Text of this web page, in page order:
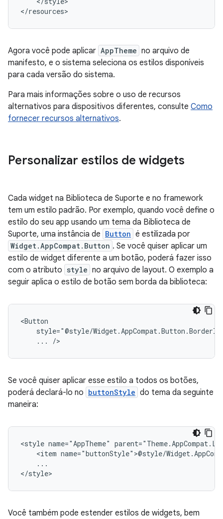
</resources>
Agora você pode aplicar AppTheme no arquivo de
manifesto, e o sistema seleciona os estilos disponíveis
para cada versão do sistema.
Para mais informações sobre o uso de recursos
alternativos para dispositivos diferentes, consulte Como
fornecer recursos alternativos.
Personalizar estilos de widgets
Cada widget na Biblioteca de Suporte e no framework
tem um estilo padrão. Por exemplo, quando você define o
estilo do seu app usando um tema da Biblioteca de
Suporte, uma instância de Button é estilizada por
Widget.AppCompat.Button . Se você quiser aplicar um
estilo de widget diferente a um botão, poderá fazer isso
com o atributo style no arquivo de layout. O exemplo a
seguir aplica o estilo de botão sem borda da biblioteca:
... />
Se você quiser aplicar esse estilo a todos os botões,
poderá declará-lo no buttonStyle do tema da seguinte
maneira:
<style name="AppTheme"
<item
...
</style>
Você também pode estender estilos de widgets, bem